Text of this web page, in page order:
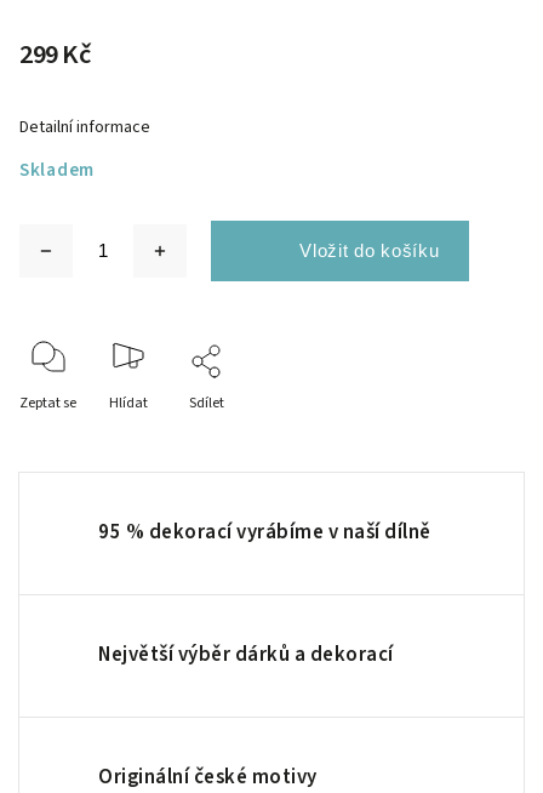
299 Kč
Skladem
Detailní informace
Zeptat se Hlídat Sdílet
95 % dekorací vyrábíme v naší dílně
Největší výběr dárků a dekorací
Originální české motivy